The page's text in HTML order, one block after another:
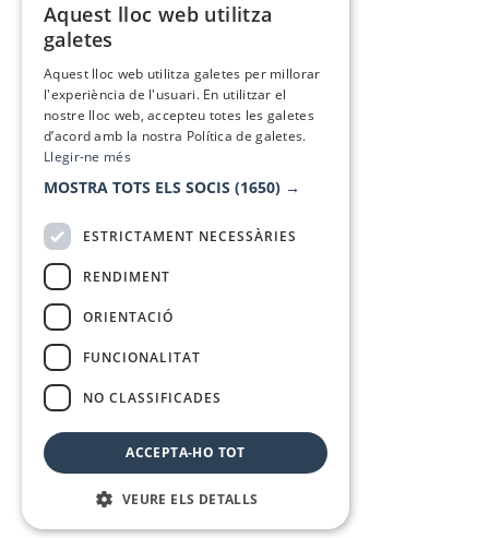
Aquest lloc web utilitza
galetes
Aquest lloc web utilitza galetes per millorar
l'experiència de l'usuari. En utilitzar el
nostre lloc web, accepteu totes les galetes
d’acord amb la nostra Política de galetes.
Llegir-ne més
MOSTRA TOTS ELS SOCIS (1650) →
ESTRICTAMENT NECESSÀRIES
RENDIMENT
ORIENTACIÓ
FUNCIONALITAT
NO CLASSIFICADES
ACCEPTA-HO TOT
VEURE ELS DETALLS